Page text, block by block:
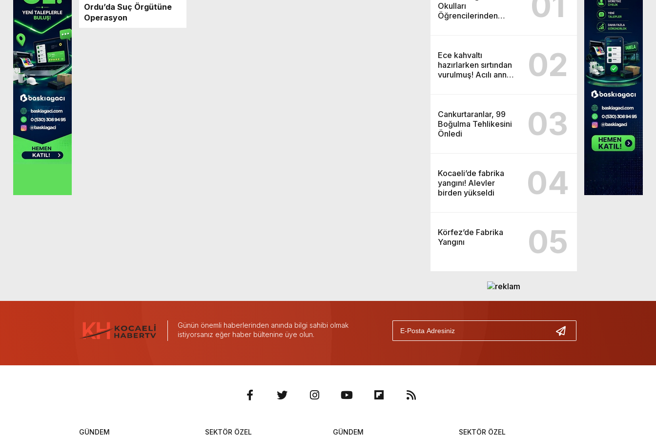
Ordu’da Suç Örgütüne
Operasyon
Okulları
Öğrencilerinden
Ece kahvaltı
hazırlarken sırtından
vurulmuş! Acılı anne:
02
Cankurtaranlar, 99
Boğulma Tehlikesini
Önledi
03
Kocaeli’de fabrika
yangını! Alevler
birden yükseldi
04
Körfez’de Fabrika
Yangını
05
Günün önemli haberlerinden anında bilgi sahibi olmak
istiyorsanız eğer haber bültenine üye olun.
GÜNDEM SEKTÖR ÖZEL GÜNDEM SEKTÖR ÖZEL